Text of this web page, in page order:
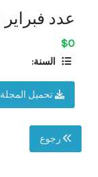
عدد فبراير 2006
$0
السنة:
تحميل المجلة
رجوع